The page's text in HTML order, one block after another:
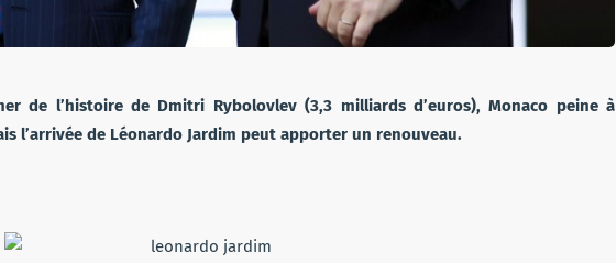
de l’histoire de Dmitri Rybolovlev (3,3 milliards d’euros), Monaco peine à
l’arrivée de Léonardo Jardim peut apporter un renouveau.